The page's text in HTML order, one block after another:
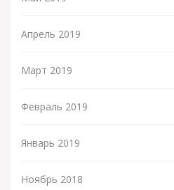
Апрель 2019
Март 2019
Февраль 2019
Январь 2019
Ноябрь 2018